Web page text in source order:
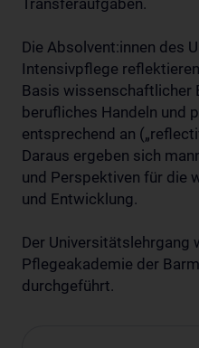
Transferaufgaben.
Die Absolvent:innen des
Intensivpflege
Basis wissenschaftlicher
berufliches Handeln und
entsprechend an
Daraus ergeben sich
und Perspektiven für die
und Entwicklung.
Der Universitätslehrgang
Pflegeakademie der
durchgeführt.